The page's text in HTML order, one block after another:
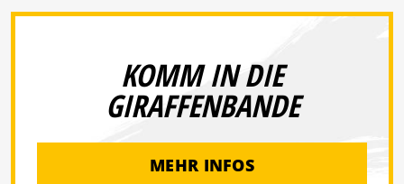
KOMM IN DIE
GIRAFFENBANDE
MEHR INFOS